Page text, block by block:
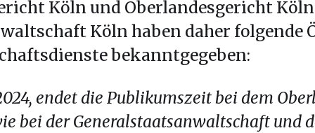
Köln und Oberlandesgericht
Köln haben daher folgende
bekanntgegeben:
endet die Publikumszeit bei dem
bei der Generalstaatsanwaltschaft und